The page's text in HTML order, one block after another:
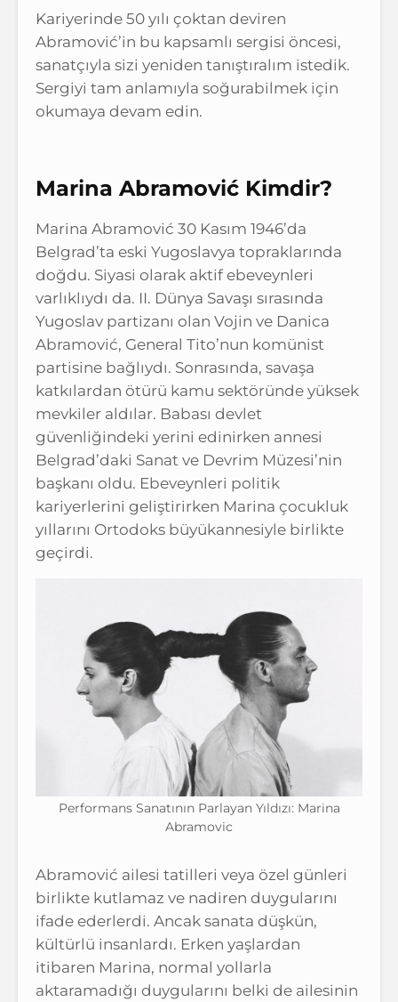
Kariyerinde 50 yılı çoktan deviren
Abramović’in bu kapsamlı sergisi öncesi,
sanatçıyla sizi yeniden tanıştıralım istedik.
Sergiyi tam anlamıyla soğurabilmek için
okumaya devam edin.
Marina Abramović Kimdir?
Marina Abramović 30 Kasım 1946’da
Belgrad’ta eski Yugoslavya topraklarında
doğdu. Siyasi olarak aktif ebeveynleri
varlıklıydı da. II. Dünya Savaşı sırasında
Yugoslav partizanı olan Vojin ve Danica
Abramović, General Tito’nun komünist
partisine bağlıydı. Sonrasında, savaşa
katkılardan ötürü kamu sektöründe yüksek
mevkiler aldılar. Babası devlet
güvenliğindeki yerini edinirken annesi
Belgrad’daki Sanat ve Devrim Müzesi’nin
başkanı oldu. Ebeveynleri politik
kariyerlerini geliştirirken Marina çocukluk
yıllarını Ortodoks büyükannesiyle birlikte
geçirdi.
Performans Sanatının Parlayan Yıldızı: Marina
Abramovic
Abramović ailesi tatilleri veya özel günleri
birlikte kutlamaz ve nadiren duygularını
ifade ederlerdi. Ancak sanata düşkün,
kültürlü insanlardı. Erken yaşlardan
itibaren Marina, normal yollarla
aktaramadığı duygularını belki de ailesinin